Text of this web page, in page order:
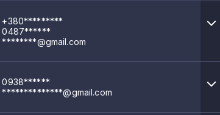
+380*********
0487******
********@gmail.com
0938******
**************@gmail.com